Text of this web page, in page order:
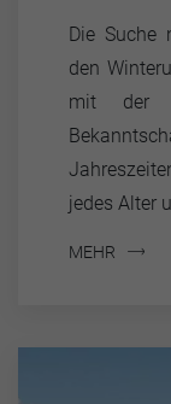
Die Suche
den
mit der
jedes Alter
MEHR